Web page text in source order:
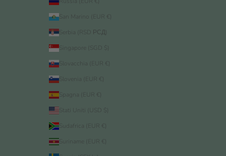
San Marino (EUR €)
Serbia (RSD РСД)
Singapore (SGD $)
Slovacchia (EUR €)
Slovenia (EUR €)
Spagna (EUR €)
Stati Uniti (USD $)
Sudafrica (EUR €)
Suriname (EUR €)